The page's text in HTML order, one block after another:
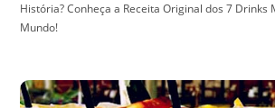
História? Conheça a Receita Original dos 7 Drinks
Mundo!